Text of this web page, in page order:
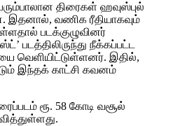
திரைகள் ஹவுஸ்புல்
இதனால், வணிக ரீதியாகவும்
படக்குழுவினர்
படத்திலிருந்து நீக்கப்பட்ட
வெளியிட்டுள்ளனர். இதில்,
இந்தக் காட்சி கவனம்
ரூ. 58 கோடி வசூல்